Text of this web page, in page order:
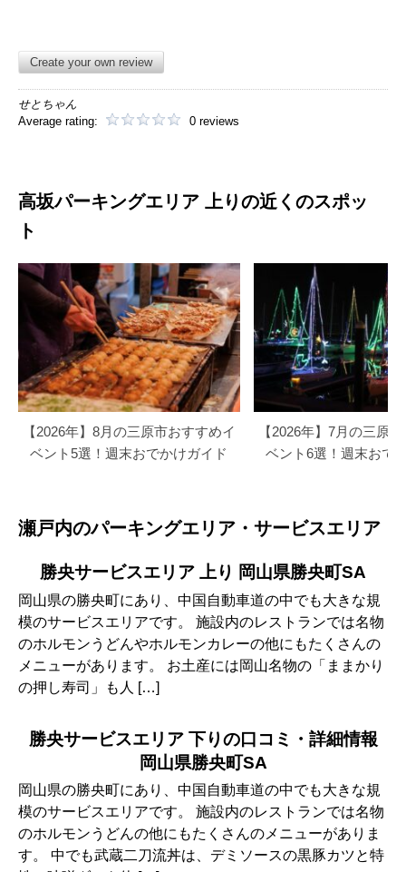
Create your own review
せとちゃん
Average rating:
0 reviews
高坂パーキングエリア 上りの近くのスポッ
ト
【2026年】8月の三原市おすすめイ
ベント5選！週末おでかけガイド
【2026年】7月の三原
ベント6選！週末おで
瀬戸内のパーキングエリア・サービスエリア
勝央サービスエリア 上り 岡山県勝央町SA
岡山県の勝央町にあり、中国自動車道の中でも大きな規
模のサービスエリアです。 施設内のレストランでは名物
のホルモンうどんやホルモンカレーの他にもたくさんの
メニューがあります。 お土産には岡山名物の「ままかり
の押し寿司」も人 […]
勝央サービスエリア 下りの口コミ・詳細情報
岡山県勝央町SA
岡山県の勝央町にあり、中国自動車道の中でも大きな規
模のサービスエリアです。 施設内のレストランでは名物
のホルモンうどんの他にもたくさんのメニューがありま
す。 中でも武蔵二刀流丼は、デミソースの黒豚カツと特